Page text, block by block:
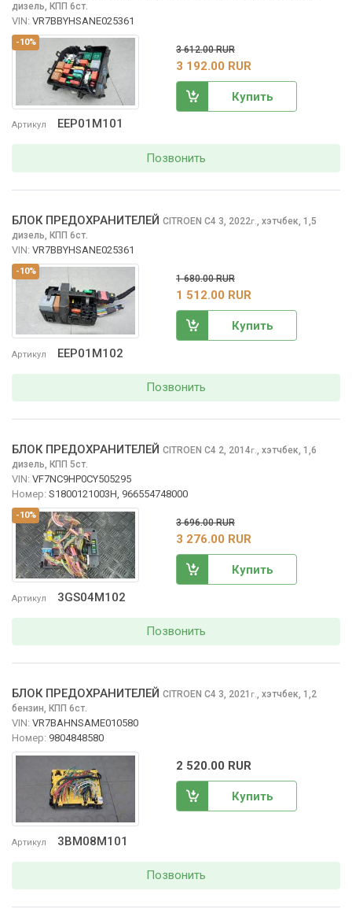
-10%
Артикул EEP01M101
дизель, КПП 6ст.
VIN: VR7BBYHSANE025361
3 612.00 RUR
3 192.00 RUR
Купить
Позвонить
-10%
Артикул EEP01M102
БЛОК ПРЕДОХРАНИТЕЛЕЙ CITROEN C4 3, 2022г., хэтчбек, 1,5
дизель, КПП 6ст.
VIN: VR7BBYHSANE025361
1 680.00 RUR
1 512.00 RUR
Купить
Позвонить
-10%
Артикул 3GS04M102
БЛОК ПРЕДОХРАНИТЕЛЕЙ CITROEN C4 2, 2014г., хэтчбек, 1,6
дизель, КПП 5ст.
VIN: VF7NC9HP0CY505295
Номер: S1800121003H, 966554748000
3 696.00 RUR
3 276.00 RUR
Купить
Позвонить
Артикул 3BM08M101
БЛОК ПРЕДОХРАНИТЕЛЕЙ CITROEN C4 3, 2021 г., хэтчбек, 1,2
бензин, КПП 6ст.
VIN: VR7BAHNSAME010580
Номер: 9804848580
2 520.00 RUR
Купить
Позвонить